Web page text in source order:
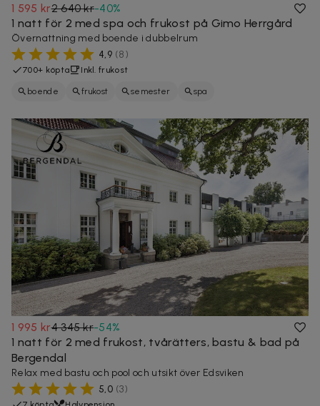
1 595 kr2 640 kr-40%
1 natt för 2 med spa och frukost på Gimo Herrgård
Övernattning med boende i dubbelrum
4,9 (8)
700+ köpta Inkl. frukost
boende frukost semester spa
1 995 kr4 345 kr-54%
1 natt för 2 med frukost, tvårätters, bastu & bad på
Bergendal
Relax med bastu och pool och utsikt över Edsviken
5,0 (3)